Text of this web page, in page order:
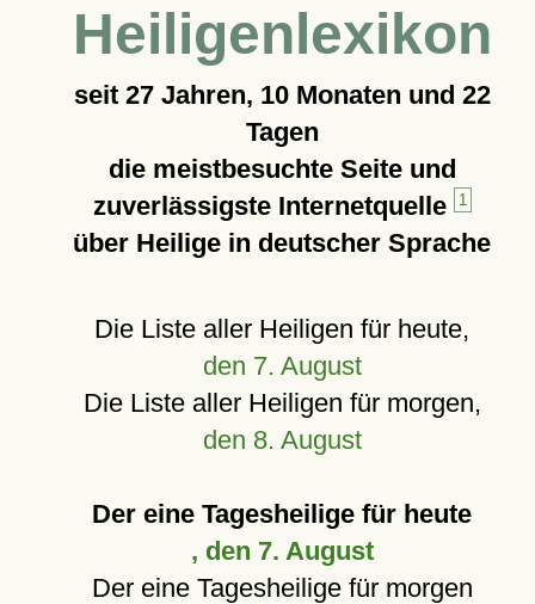
Heiligenlexikon
seit 27 Jahren, 10 Monaten und 22
Tagen
die meistbesuchte Seite und
zuverlässigste Internetquelle
1
über Heilige in deutscher Sprache
Die Liste aller Heiligen für heute,
den 7. August
Die Liste aller Heiligen für morgen,
den 8. August
Der eine Tagesheilige für heute
, den 7. August
Der eine Tagesheilige für morgen